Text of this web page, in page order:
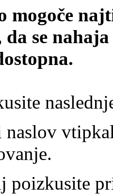
mogoče
se
naslov
poizkusite